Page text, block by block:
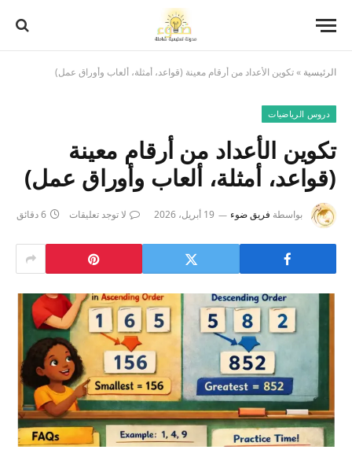
الرئيسية »تكوين الأعداد من أرقام معينة (قواعد، أمثلة، ألعاب وأوراق عمل)
دروس الرياضيات
تكوين الأعداد من أرقام معينة
(قواعد، أمثلة، ألعاب وأوراق عمل)
بواسطة فريق ضوء 19 أبريل، 2026 لا توجد تعليقات 6 دقائق